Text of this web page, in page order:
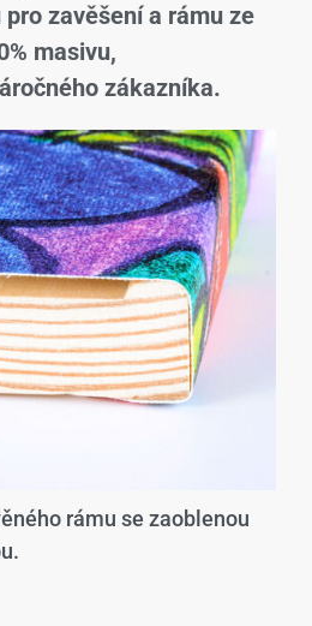
zavěšení a rámu ze
masivu,
zákazníka.
rámu se zaoblenou